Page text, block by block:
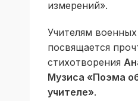
измерений».
Учителям военных
посвящается
стихотворения
Музиса «Поэма
учителе».